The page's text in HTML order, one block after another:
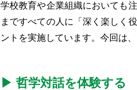
学校教育や企業組織においても
まですべての人に「深く楽しく
ントを実施しています。今回は
▶ 哲学対話を体験する